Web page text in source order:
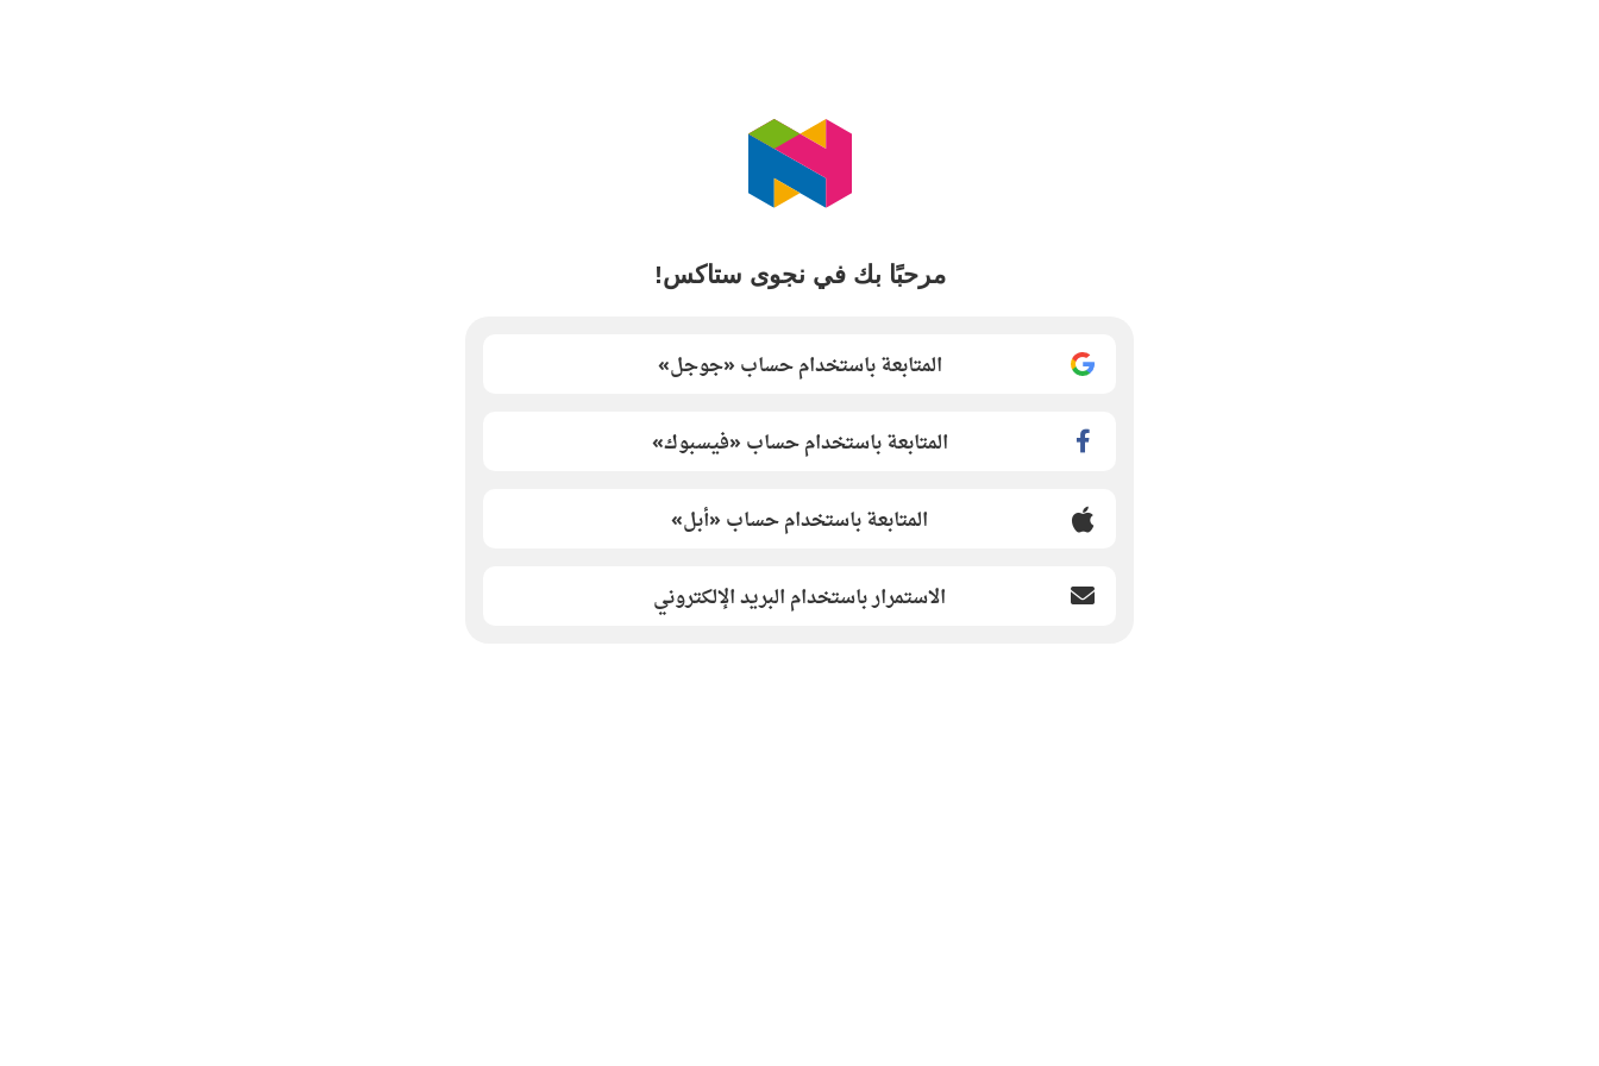
مرحبًا بك في نجوى ستاكس!
المتابعة باستخدام حساب «جوجل»
المتابعة باستخدام حساب «فيسبوك»
المتابعة باستخدام حساب «أبل»
الاستمرار باستخدام البريد الإلكتروني